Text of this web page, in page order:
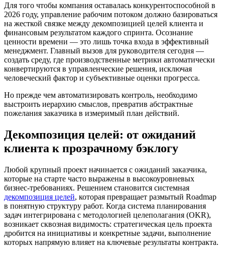
Для того чтобы компания оставалась конкурентоспособной в
2026 году, управление рабочим потоком должно базироваться
на жесткой связке между декомпозицией целей клиента и
финансовым результатом каждого спринта. Осознание
ценности времени — это лишь точка входа в эффективный
менеджмент. Главный вызов для руководителя сегодня —
создать среду, где производственные метрики автоматически
конвертируются в управленческие решения, исключая
человеческий фактор и субъективные оценки прогресса.
Но прежде чем автоматизировать контроль, необходимо
выстроить иерархию смыслов, превратив абстрактные
пожелания заказчика в измеримый план действий.
Декомпозиция целей: от ожиданий
клиента к прозрачному бэклогу
Любой крупный проект начинается с ожиданий заказчика,
которые на старте часто выражены в высокоуровневых
бизнес-требованиях. Решением становится системная
декомпозиция целей, которая превращает размытый Roadmap
в понятную структуру работ. Когда система планирования
задач интегрирована с методологией целеполагания (OKR),
возникает сквозная видимость: стратегическая цель проекта
дробится на инициативы и конкретные задачи, выполнение
которых напрямую влияет на ключевые результаты контракта.